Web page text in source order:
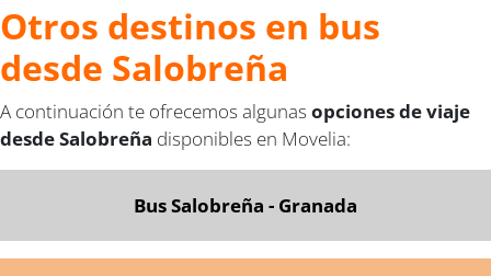
Otros destinos en bus
desde Salobreña
A continuación te ofrecemos algunas opciones de viaje
desde Salobreña disponibles en Movelia:
Bus Salobreña - Granada